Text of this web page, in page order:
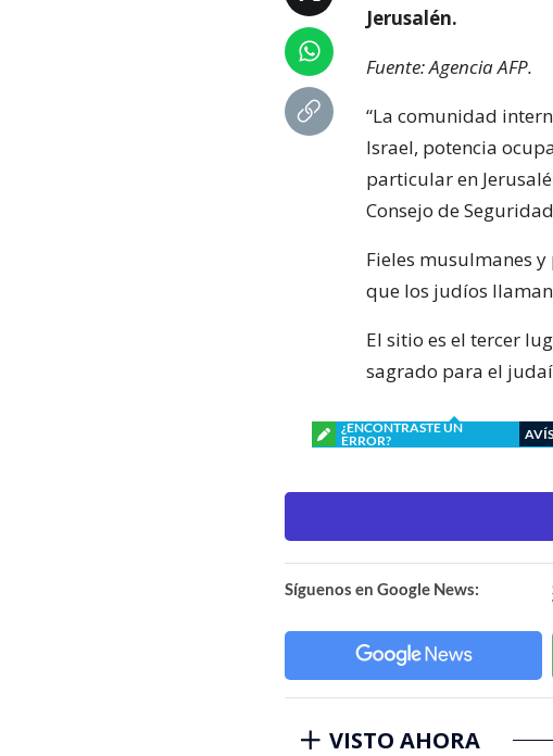
Jerusalén.
Fuente: Agencia AFP.
“La comunidad
Israel, potencia
particular en
Consejo de
Fieles musulmanes
que los judíos llaman
El sitio es el tercer
sagrado para el
¿ENCONTRASTE UN
ERROR?
Síguenos en Google News:
VISTO AHORA